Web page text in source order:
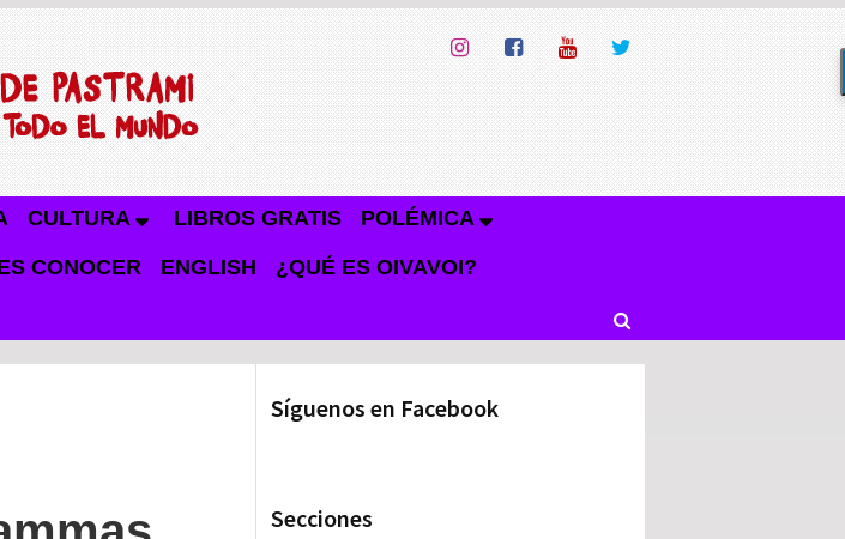
CULTURA LIBROS GRATIS POLÉMICA
CONOCER ENGLISH ¿QUÉ ES OIVAVOI?
Síguenos en Facebook
Secciones